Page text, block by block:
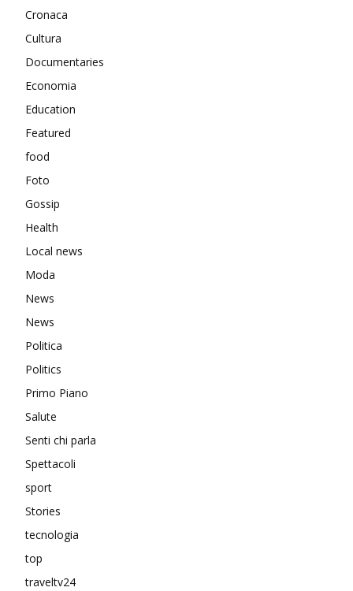
Cronaca
Cultura
Documentaries
Economia
Education
Featured
food
Foto
Gossip
Health
Local news
Moda
News
News
Politica
Politics
Primo Piano
Salute
Senti chi parla
Spettacoli
sport
Stories
tecnologia
top
traveltv24